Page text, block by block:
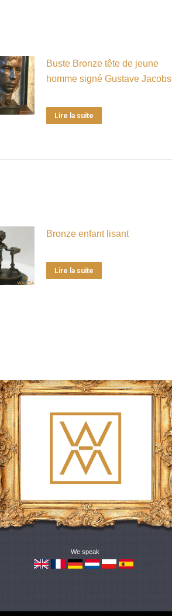
Buste Bronze tête de jeune
homme signé Gustave Jacobs
Lire la suite
Bronze enfant lisant
Lire la suite
We speak